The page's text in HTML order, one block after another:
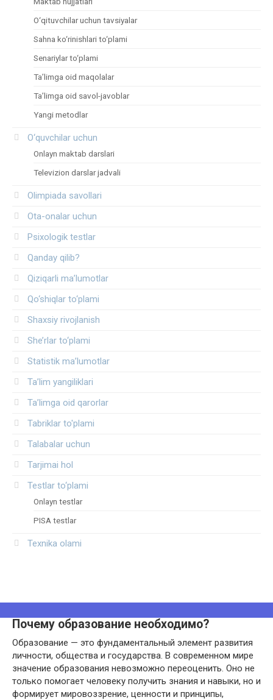
O‘qituvchilar uchun tavsiyalar
Sahna ko‘rinishlari to‘plami
Senariylar to‘plami
Ta’limga oid maqolalar
Ta’limga oid savol-javoblar
Yangi metodlar
O‘quvchilar uchun
Onlayn maktab darslari
Televizion darslar jadvali
Olimpiada savollari
Ota-onalar uchun
Psixologik testlar
Qanday qilib?
Qiziqarli ma’lumotlar
Qo‘shiqlar to‘plami
Shaxsiy rivojlanish
She’rlar to‘plami
Statistik ma’lumotlar
Ta’lim yangiliklari
Ta’limga oid qarorlar
Tabriklar to'plami
Talabalar uchun
Tarjimai hol
Testlar to‘plami
Onlayn testlar
PISA testlar
Texnika olami
Почему образование необходимо?
Образование — это фундаментальный элемент развития
личности, общества и государства. В современном мире
значение образования невозможно переоценить. Оно не
только помогает человеку получить знания и навыки, но и
формирует мировоззрение, ценности и принципы,